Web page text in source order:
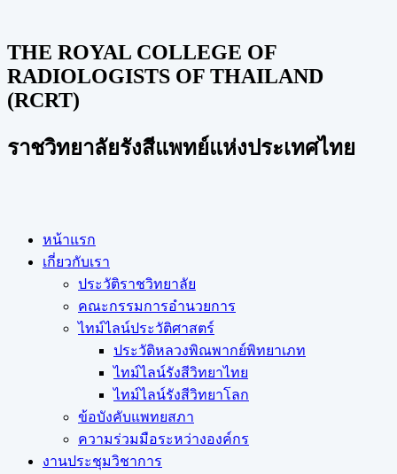
THE ROYAL COLLEGE OF
RADIOLOGISTS OF THAILAND
(RCRT)
ราชวิทยาลัยรังสีแพทย์แห่งประเทศไทย
หน้าแรก
เกี่ยวกับเรา
ประวัติราชวิทยาลัย
คณะกรรมการอำนวยการ
ไทม์ไลน์ประวัติศาสตร์
ประวัติหลวงพิณพากย์พิทยาเภท
ไทม์ไลน์รังสีวิทยาไทย
ไทม์ไลน์รังสีวิทยาโลก
ข้อบังคับแพทยสภา
ความร่วมมือระหว่างองค์กร
งานประชุมวิชาการ